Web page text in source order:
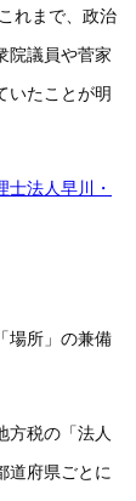
れまで、政治
院議員や菅家
いたことが明
法人早川・
所」の兼備
方税の「法人
道府県ごとに